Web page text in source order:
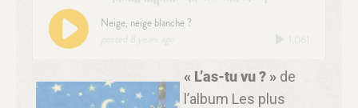
« L’as-tu vu ? » de
l’album Les plus